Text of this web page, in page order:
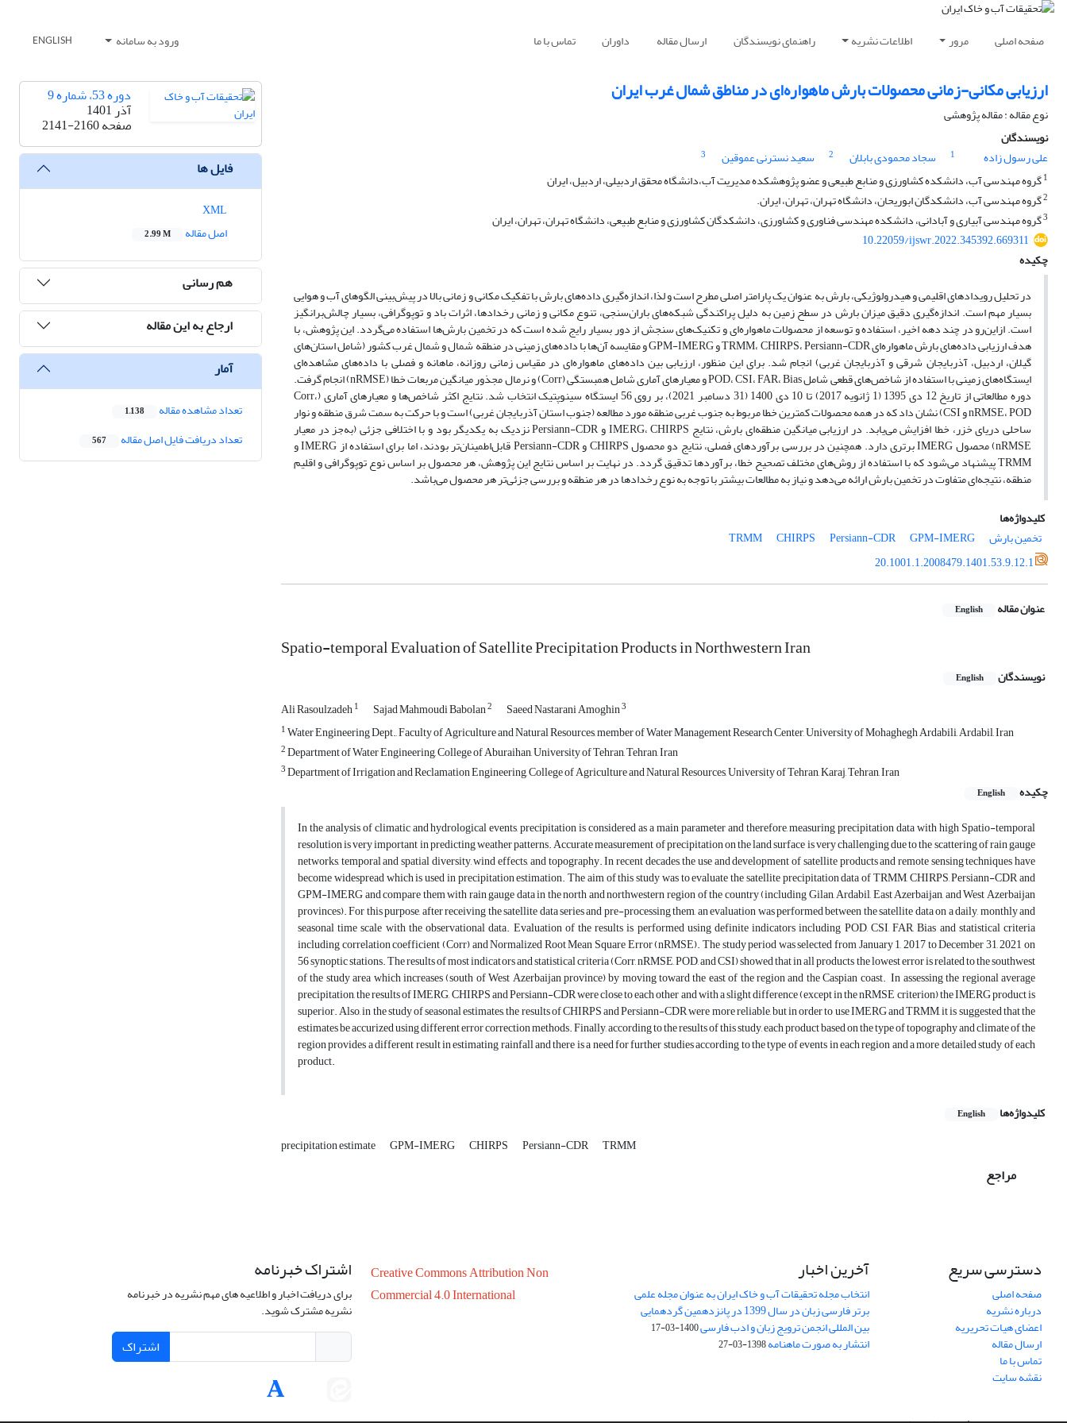
صفحه اصلی مرور اطلاعات نشریه راهنمای نویسندگان ارسال مقاله داوران تماس با ما ورود به سامانه ENGLISH
ارزیابی مکانی-زمانی محصولات بارش ماهواره‌ای در مناطق شمال غرب ایران
نوع مقاله : مقاله پژوهشی
نویسندگان
علی رسول زاده
1 سجاد محمودی بابلان 2 سعید نسترنی عموقین
3
1گروه مهندسی آب، دانشکده کشاورزی و منابع طبیعی و عضو پژوهشکده مدیریت آب،دانشگاه محقق اردبیلی، اردبیل، ایران
2گروه مهندسی آب، دانشکدگان ابوریحان، دانشگاه تهران، تهران، ایران.
3گروه مهندسی آبیاری و آبادانی، دانشکده مهندسی فناوری و کشاورزی، دانشکدگان کشاورزی و منابع طبیعی، دانشگاه تهران، تهران، ایران
10.22059/ijswr.2022.345392.669311
چکیده
در تحلیل رویدادهای اقلیمی و هیدرولوژیکی، بارش به عنوان یک پارامتر اصلی مطرح است و لذا، اندازه‌گیری داده‌های بارش با تفکیک مکانی و زمانی بالا در پیش‌بینی الگوهای آب و هوایی
بسیار مهم است. اندازه‌گیری دقیق میزان بارش در سطح زمین به دلیل پراکندگی شبکه‌های باران‌سنجی، تنوع مکانی و زمانی رخدادها، اثرات باد و توپوگرافی، بسیار چالش‌برانگیز
است. ازاین‌رو در چند دهه اخیر، استفاده و توسعه از محصولات ماهواره‌ای و تکنیک‌های سنجش از دور بسیار رایج شده است که در تخمین بارش‌ها استفاده می‌گردد. این پژوهش، با
هدف ارزیابی داده‌های بارش ماهواره‌ای TRMM، CHIRPS، Persiann-CDR و GPM-IMERG و مقایسه آن‌ها با داده‌های زمینی در منطقه شمال و شمال غرب کشور (شامل استان‌های
گیلان، اردبیل، آذربایجان شرقی و آذربایجان غربی) انجام شد. برای این منظور، ارزیابی بین داده‌های ماهواره‌ای در مقیاس زمانی روزانه، ماهانه و فصلی با داده‌های مشاهده‌ای
ایستگاه‌های زمینی با استفاده از شاخص‌های قطعی شامل POD، CSI، FAR، Bias و معیارهای آماری شامل همبستگی (Corr) و نرمال مجذور میانگین مربعات خطا (nRMSE) انجام گرفت.
دوره مطالعاتی از تاریخ 12 دی 1395 (1 ژانویه 2017) تا 10 دی 1400 (31 دسامبر 2021)، بر روی 56 ایستگاه سینوپتیک انتخاب شد. نتایج اکثر شاخص‌ها و معیارهای آماری (Corr،
nRMSE، POD و CSI) نشان داد که در همه محصولات کمترین خطا مربوط به جنوب غربی منطقه مورد مطالعه (جنوب استان آذربایجان غربی) است و با حرکت به سمت شرق منطقه و نوار
ساحلی دریای خزر، خطا افزایش می‌یابد. در ارزیابی میانگین منطقه‌ای بارش، نتایج IMERG، CHIRPS و Persiann-CDR نزدیک به یکدیگر بود و با اختلافی جزئی (به‌جز در معیار
nRMSE) محصول IMERG برتری دارد. همچنین در بررسی برآوردهای فصلی، نتایج دو محصول CHIRPS و Persiann-CDR قابل‌اطمینان‌تر بودند، اما برای استفاده از IMERG و
TRMM پیشنهاد می‌شود که با استفاده از روش‌های مختلف تصحیح خطا، برآوردها تدقیق گردد. در نهایت بر اساس نتایج این پژوهش، هر محصول بر اساس نوع توپوگرافی و اقلیم
منطقه، نتیجه‌ای متفاوت در تخمین بارش ارائه می‌دهد و نیاز به مطالعات بیشتر با توجه به نوع رخدادها در هر منطقه و بررسی جزئی‌تر هر محصول می‌باشد.
کلیدواژه‌ها
تخمین بارش
TRMM CHIRPS Persiann-CDR
GPM-IMERG
20.1001.1.2008479.1401.53.9.12.1
عنوان مقاله English
Spatio-temporal Evaluation of Satellite Precipitation Products in Northwestern Iran
نویسندگان English
Ali Rasoulzadeh1 Sajad Mahmoudi Babolan2 Saeed Nastarani Amoghin3
1Water Engineering Dept., Faculty of Agriculture and Natural Resources, member of Water Management Research Center, University of Mohaghegh Ardabili, Ardabil, Iran
2Department of Water Engineering, College of Aburaihan, University of Tehran, Tehran, Iran
3Department of Irrigation and Reclamation Engineering, College of Agriculture and Natural Resources, University of Tehran, Karaj, Tehran, Iran
چکیده
English
In the analysis of climatic and hydrological events, precipitation is considered as a main parameter and therefore, measuring precipitation data with high Spatio-temporal
resolution is very important in predicting weather patterns. Accurate measurement of precipitation on the land surface is very challenging due to the scattering of rain gauge
networks, temporal and spatial diversity, wind effects, and topography. In recent decades, the use and development of satellite products and remote sensing techniques have
become widespread which is used in precipitation estimation. The aim of this study was to evaluate the satellite precipitation data of TRMM, CHIRPS, Persiann-CDR and
GPM-IMERG and compare them with rain gauge data in the north and northwestern region of the country (including Gilan, Ardabil, East Azerbaijan, and West Azerbaijan
provinces). For this purpose, after receiving the satellite data series and pre-processing them, an evaluation was performed between the satellite data on a daily, monthly and
seasonal time scale with the observational data. Evaluation of the results is performed using definite indicators including POD, CSI, FAR, Bias and statistical criteria
including correlation coefficient (Corr) and Normalized Root Mean Square Error (nRMSE). The study period was selected from January 1, 2017 to December 31, 2021 on
56 synoptic stations. The results of most indicators and statistical criteria (Corr, nRMSE, POD, and CSI) showed that in all products the lowest error is related to the southwest
of the study area which increases (south of West Azerbaijan province) by moving toward the east of the region and the Caspian coast. In assessing the regional average
precipitation, the results of IMERG, CHIRPS and Persiann-CDR were close to each other and with a slight difference (except in the nRMSE criterion) the IMERG product is
superior. Also, in the study of seasonal estimates, the results of CHIRPS and Persiann-CDR were more reliable, but in order to use IMERG and TRMM, it is suggested that the
estimates be accurized using different error correction methods. Finally, according to the results of this study, each product based on the type of topography and climate of the
region provides a different result in estimating rainfall and there is a need for further studies according to the type of events in each region and a more detailed study of each
product.
کلیدواژه‌ها English
precipitation estimate GPM-IMERG CHIRPS Persiann-CDR TRMM
مراجع
دوره 53، شماره 9
آذر 1401
صفحه2141-2160
فایل ها
اصل مقاله
2.99 M
هم رسانی
ارجاع به این مقاله
آمار
تعداد مشاهده مقاله 1,138
تعداد دریافت فایل اصل مقاله 567
دسترسی سریع
صفحه اصلی
درباره نشریه
اعضای هیات تحریریه
ارسال مقاله
تماس با ما
نقشه سایت
آخرین اخبار
انتخاب مجله تحقیقات آب و خاک ایران به عنوان مجله علمی
برتر فارسی زبان در سال 1399 در پانزدهمین گردهمایی
بین المللی انجمن ترویج زبان و ادب فارسی1400-03-17
انتشار به صورت ماهنامه1398-03-27
Creative Commons Attribution Non
Commercial 4.0 International
اشتراک خبرنامه
برای دریافت اخبار و اطلاعیه های مهم نشریه در خبرنامه
نشریه مشترک شوید.
اشتراک